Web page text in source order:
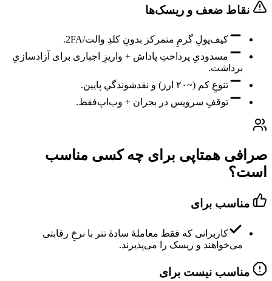
نقاط ضعف و ریسک‌ها
کیف‌پولِ گرمِ متمرکز بدونِ کلدِ والت/2FA.
مسدودیِ پرداختِ پاداش + واریزِ اجباری برای آزادسازیِ
برداشت.
تنوعِ کم (~۲۰ ارز) و نقدشوندگیِ پایین.
توقفِ سرویس در بحران + وب‌اپ‌فقط.
صرافی همتاپی برای چه کسی مناسب
است؟
مناسب برای
کاربرانی که فقط معاملهٔ سادهٔ تتر با نرخِ رقابتی
می‌خواهند و ریسک را می‌پذیرند.
مناسب نیست برای